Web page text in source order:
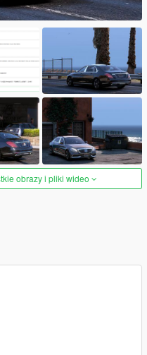
obrazy i pliki wideo